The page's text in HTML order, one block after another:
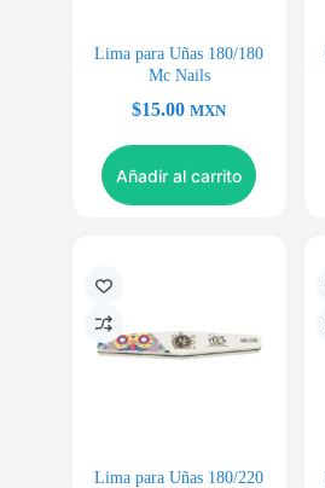
Lima para Uñas 180/180
Mc Nails
$15.00 MXN
Añadir al carrito
Lima para Uñas 180/220